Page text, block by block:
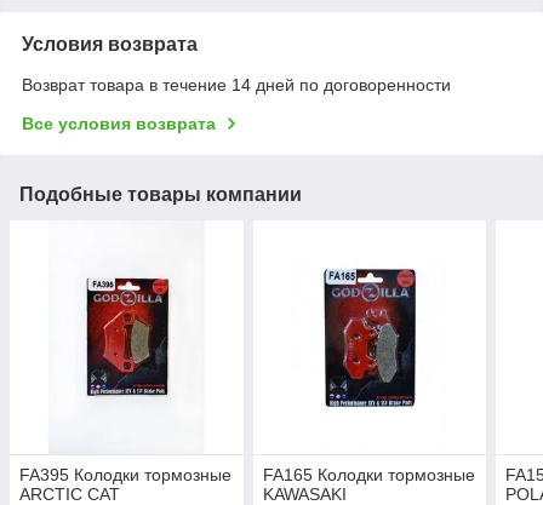
Условия возврата
Возврат товара в течение 14 дней по договоренности
Все условия возврата
Подобные товары компании
FA395 Колодки тормозные
ARCTIC CAT
FA165 Колодки тормозные
KAWASAKI